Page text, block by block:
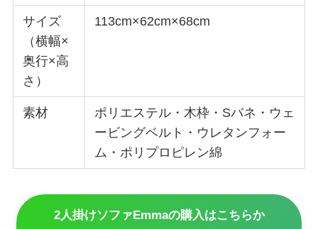
サイズ
（横幅×
奥行×高
さ）
113cm×62cm×68cm
素材
ポリエステル・木枠・Sバネ・ウェ
ービングベルト・ウレタンフォー
ム・ポリプロピレン綿
2人掛けソファEmmaの購入はこちらか